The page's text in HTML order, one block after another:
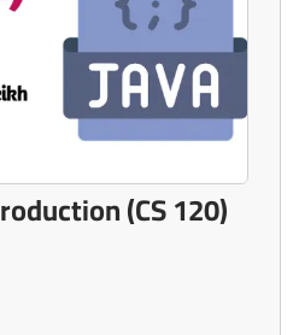
(CS 120) Java (1) – Free Introduction